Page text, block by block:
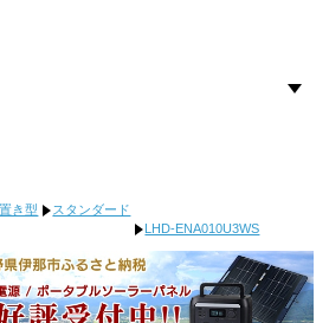
き型
スタンダード
LHD-ENA010U3WS